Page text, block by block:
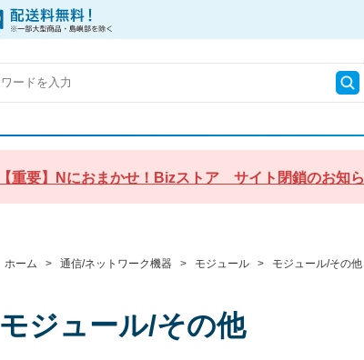
【重要】Nにおまかせ！Bizストア サイト閉鎖のお知
ホーム > 通信/ネットワーク機器 > モジュール > モジュール/その他
モジュール/その他